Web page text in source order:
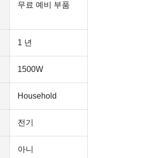
무료 예비 부품
1 년
1500W
Household
전기
아니